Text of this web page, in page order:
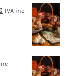
El
24,59€.
IVA inc